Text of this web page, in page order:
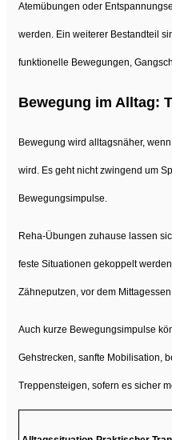
Atemübungen oder
werden. Ein weiterer Bestandteil
funktionelle Bewegungen,
Bewegung im Alltag:
Bewegung wird alltagsnäher,
wird. Es geht nicht zwingend um
Bewegungsimpulse.
Reha-Übungen zuhause lassen
feste Situationen gekoppelt
Zähneputzen, vor dem
Auch kurze Bewegungsimpulse
Gehstrecken, sanfte Mobilisation,
Treppensteigen, sofern es sicher